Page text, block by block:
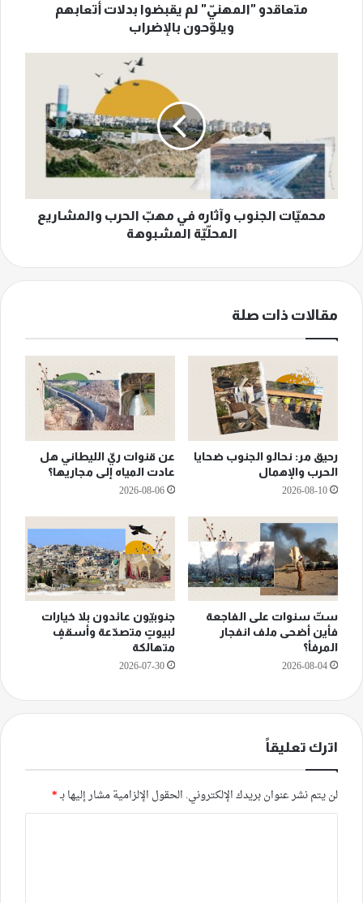
متعاقدو "المهنيّ" لم يقبضوا بدلات أتعابهم
ويلوّحون بالإضراب
الحرب
والمشاريع
المحلّيّة
المشبوهة
محميّات الجنوب وآثاره في مهبّ الحرب والمشاريع
المحلّيّة المشبوهة
مقالات ذات صلة
رحيق مر: نحالو الجنوب ضحايا
الحرب والإهمال
2026-08-10
عن قنوات ريّ الليطاني هل
عادت المياه إلى مجاريها؟
2026-08-06
ستّ سنوات على الفاجعة
فأين أضحى ملف انفجار
المرفأ؟
2026-08-04
جنوبيّون عائدون بلا خيارات
لبيوتٍ متصدّعة وأسقفٍ
متهالكة
2026-07-30
اترك تعليقاً
لن يتم نشر عنوان بريدك الإلكتروني. الحقول الإلزامية مشار إليها بـ*